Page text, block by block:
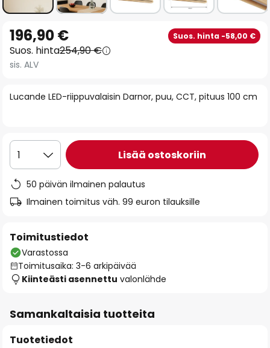
to
the
beginning
the
Lucande LED-riippuvalaisin Darnor, puu, CCT, pituus 100 cm
196,90 € Suos. hinta -58,00 €
Suos. hinta254,90 €
sis. ALV
1 Lisää ostoskoriin
50 päivän ilmainen palautus
Ilmainen toimitus väh. 99 euron tilauksille
Toimitustiedot
Varastossa
Toimitusaika: 3-6 arkipäivää
Kiinteästi asennettu valonlähde
Samankaltaisia tuotteita
Tuotetiedot